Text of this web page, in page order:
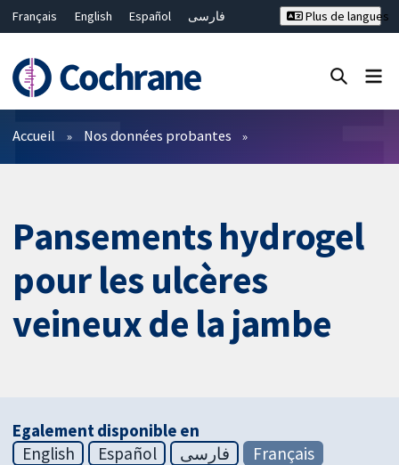
Français English Español
فارسی
Bahasa Malaysia
ไทย
繁體中文
简体中文
Plus de langues
Filtres
Accueil Nos données probantes
Pansements hydrogel
pour les ulcères
veineux de la jambe
Egalement disponible en
English
Español فارسی
Français